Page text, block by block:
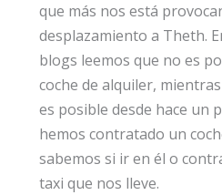
que más nos está
desplazamiento a Theth.
blogs leemos que no es
coche de alquiler,
es posible desde hace un
hemos contratado un
sabemos si ir en él o
taxi que nos lleve.